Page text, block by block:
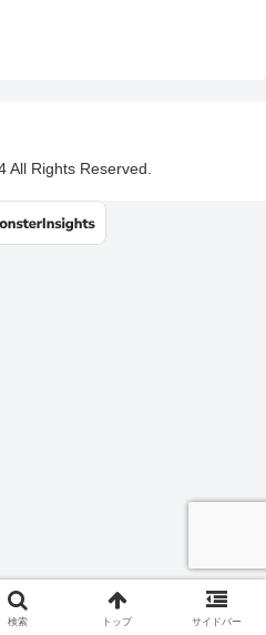
All Rights Reserved.
検索 トップ サイドバー